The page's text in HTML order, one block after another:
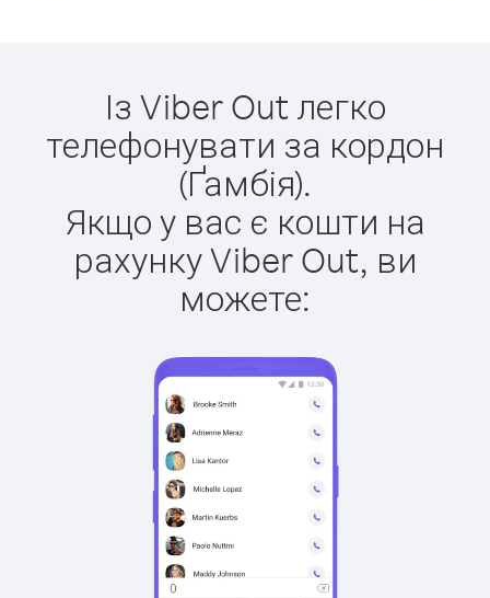
Із Viber Out легко
телефонувати за кордон
(Ґамбія).
Якщо у вас є кошти на
рахунку Viber Out, ви
можете: